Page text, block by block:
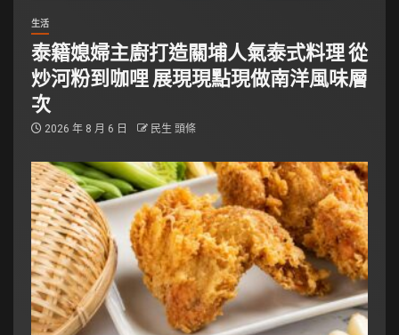
生活
泰籍媳婦主廚打造關埔人氣泰式料理 從
炒河粉到咖哩 展現現點現做南洋風味層
次
2026 年 8 月 6 日 民生 頭條